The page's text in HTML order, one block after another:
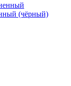
(чёрный)